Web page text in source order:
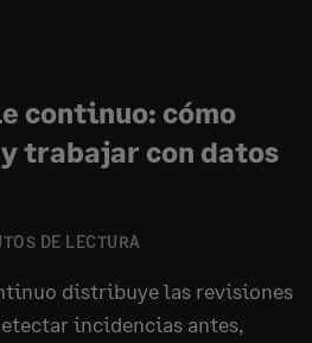
DE LECTURA
continuo: cómo
trabajar con datos
distribuye las revisiones
incidencias antes,